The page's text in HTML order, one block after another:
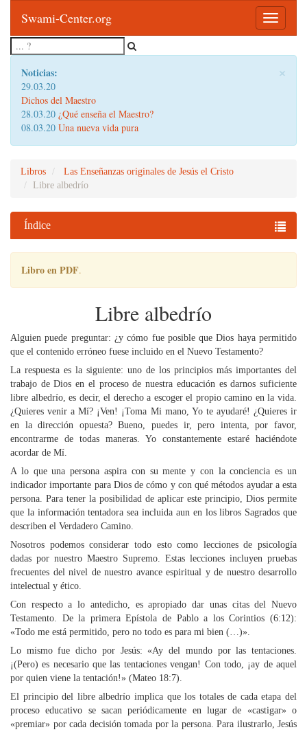
Toggle
Swami-Center.org
×
Noticias:
29.03.20
Dichos del Maestro
28.03.20 ¿Qué enseña el Maestro?
08.03.20 Una nueva vida pura
Libros
Las Enseñanzas originales de Jesús el Cristo
Libre albedrío
Índice
Libro en PDF.
Libre albedrío
Alguien puede preguntar: ¿y cómo fue posible que Dios haya permitido
que el contenido erróneo fuese incluido en el Nuevo Testamento?
La respuesta es la siguiente: uno de los principios más importantes del
trabajo de Dios en el proceso de nuestra educación es darnos suficiente
libre albedrío, es decir, el derecho a escoger el propio camino en la vida.
¿Quieres venir a Mí? ¡Ven! ¡Toma Mi mano, Yo te ayudaré! ¿Quieres ir
en la dirección opuesta? Bueno, puedes ir, pero intenta, por favor,
encontrarme de todas maneras. Yo constantemente estaré haciéndote
acordar de Mí.
A lo que una persona aspira con su mente y con la conciencia es un
indicador importante para Dios de cómo y con qué métodos ayudar a esta
persona. Para tener la posibilidad de aplicar este principio, Dios permite
que la información tentadora sea incluida aun en los libros Sagrados que
describen el Verdadero Camino.
Nosotros podemos considerar todo esto como lecciones de psicología
dadas por nuestro Maestro Supremo. Estas lecciones incluyen pruebas
frecuentes del nivel de nuestro avance espiritual y de nuestro desarrollo
intelectual y ético.
Con respecto a lo antedicho, es apropiado dar unas citas del Nuevo
Testamento. De la primera Epístola de Pablo a los Corintios (6:12):
«Todo me está permitido, pero no todo es para mi bien (…)».
Lo mismo fue dicho por Jesús: «Ay del mundo por las tentaciones.
¡(Pero) es necesario que las tentaciones vengan! Con todo, ¡ay de aquel
por quien viene la tentación!» (Mateo 18:7).
El principio del libre albedrío implica que los totales de cada etapa del
proceso educativo se sacan periódicamente en lugar de «castigar» o
«premiar» por cada decisión tomada por la persona. Para ilustrarlo, Jesús